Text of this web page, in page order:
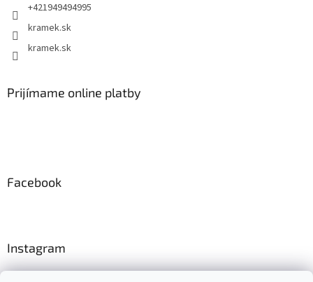
+421949494995
kramek.sk
kramek.sk
Prijímame online platby
Facebook
Instagram